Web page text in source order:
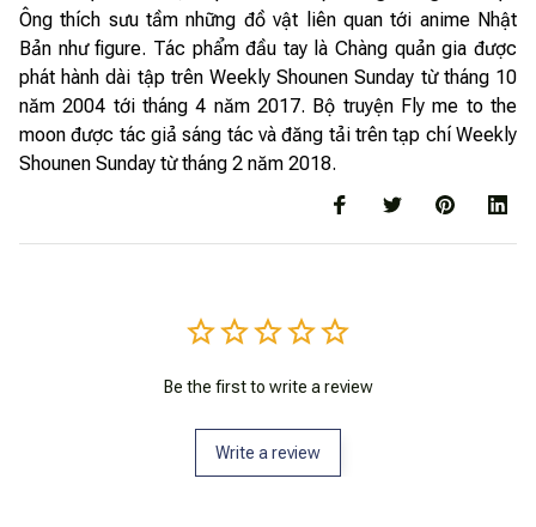
Ông thích sưu tầm những đồ vật liên quan tới anime Nhật
Bản như figure. Tác phẩm đầu tay là Chàng quản gia được
phát hành dài tập trên Weekly Shounen Sunday từ tháng 10
năm 2004 tới tháng 4 năm 2017. Bộ truyện Fly me to the
moon được tác giả sáng tác và đăng tải trên tạp chí Weekly
Shounen Sunday từ tháng 2 năm 2018.
Be the first to write a review
Write a review